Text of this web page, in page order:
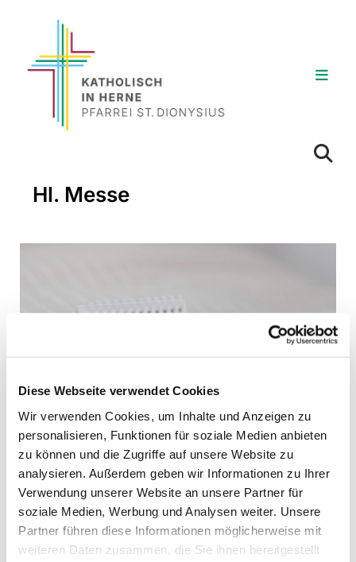
Diese Webseite verwendet Cookies
Wir verwenden Cookies, um Inhalte und Anzeigen zu
personalisieren, Funktionen für soziale Medien anbieten
zu können und die Zugriffe auf unsere Website zu
analysieren. Außerdem geben wir Informationen zu Ihrer
Verwendung unserer Website an unsere Partner für
soziale Medien, Werbung und Analysen weiter. Unsere
Partner führen diese Informationen möglicherweise mit
weiteren Daten zusammen, die Sie ihnen bereitgestellt
Hl. Messe
Freitag, 14. Mai 2027, 18:30 Uhr
St. Bonifatius, Bahnhofstraße 38,